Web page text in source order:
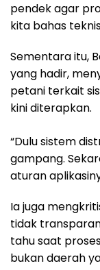
pendek agar
kita bahas
Sementara itu,
yang hadir,
petani terkait
kini diterapkan.
“Dulu sistem
gampang.
aturan
Ia juga
tidak
tahu saat
bukan daerah